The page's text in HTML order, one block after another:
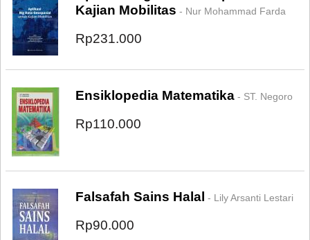
Kajian Mobilitas - Nur Mohammad Farda
Rp231.000
Ensiklopedia Matematika - ST. Negoro
Rp110.000
Falsafah Sains Halal - Lily Arsanti Lestari
Rp90.000